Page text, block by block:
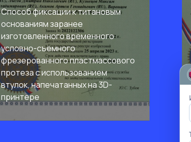
Способ фиксации к титановым
основаниям заранее
изготовленного временного
условно-съемного
фрезерованного пластмассового
протеза с использованием
втулок, напечатанных на 3D-
принтере